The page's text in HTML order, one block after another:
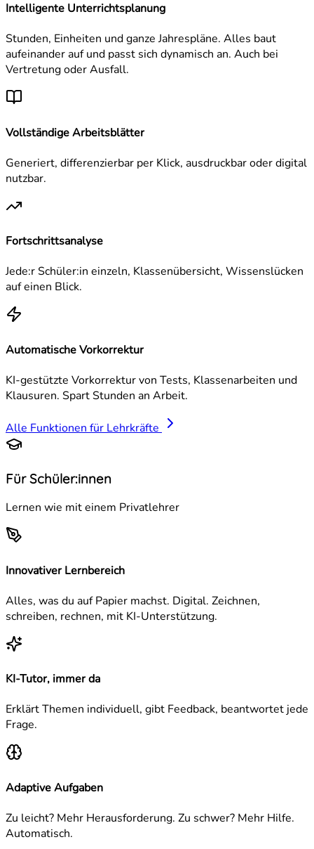
Intelligente Unterrichtsplanung
Stunden, Einheiten und ganze Jahrespläne. Alles baut
aufeinander auf und passt sich dynamisch an. Auch bei
Vertretung oder Ausfall.
Vollständige Arbeitsblätter
Generiert, differenzierbar per Klick, ausdruckbar oder digital
nutzbar.
Fortschrittsanalyse
Jede:r Schüler:in einzeln, Klassenübersicht, Wissenslücken
auf einen Blick.
Automatische Vorkorrektur
KI-gestützte Vorkorrektur von Tests, Klassenarbeiten und
Klausuren. Spart Stunden an Arbeit.
Alle Funktionen für Lehrkräfte
Für Schüler:innen
Lernen wie mit einem Privatlehrer
Innovativer Lernbereich
Alles, was du auf Papier machst. Digital. Zeichnen,
schreiben, rechnen, mit KI-Unterstützung.
KI-Tutor, immer da
Erklärt Themen individuell, gibt Feedback, beantwortet jede
Frage.
Adaptive Aufgaben
Zu leicht? Mehr Herausforderung. Zu schwer? Mehr Hilfe.
Automatisch.